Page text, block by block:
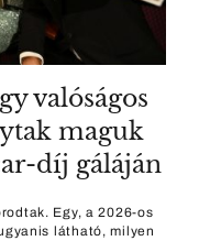
valóságos
maguk
díj gáláján
Egy, a 2026-os
látható, milyen